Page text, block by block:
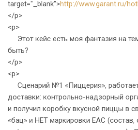
target="_blank">http://www.garant.ru/
</p>
<p>
Этот кейс есть моя фантазия на
быть?
</p>
<p>
Сценарий №1 «Пиццерия»,
доставки: контрольно-надзорный
и получил коробку вкусной пиццы в
«бац» и НЕТ маркировки EAC (состав,